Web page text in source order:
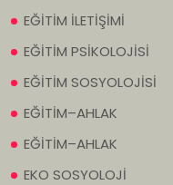
EĞİTİM İLETİŞİMİ
EĞİTİM PSİKOLOJİSİ
EĞİTİM SOSYOLOJİSİ
EĞİTİM–AHLAK
EĞİTİM–AHLAK
EKO SOSYOLOJİ